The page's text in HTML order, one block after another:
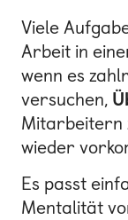
Viele
Arbeit in
wenn es
versuchen,
Mitarbeitern
wieder
Es passt
Mentalität